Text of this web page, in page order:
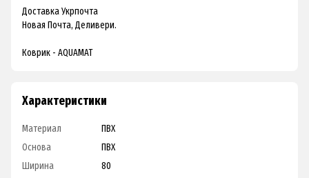
Доставка Укрпочта
Новая Почта, Деливери.
Коврик - AQUAMAT
Характеристики
Материал
ПВХ
Основа
ПВХ
Ширина
80